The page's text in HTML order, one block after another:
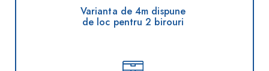
Varianta de 4m dispune
de loc pentru 2 birouri